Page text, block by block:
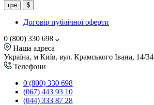
грн $
Договір публічної оферти
0 (800) 330 698
Наша адреса
Україна, м Київ, вул. Крамського Івана, 14/34
Телефони
0 (800) 330 698
(067) 443 93 10
(044) 333 87 28